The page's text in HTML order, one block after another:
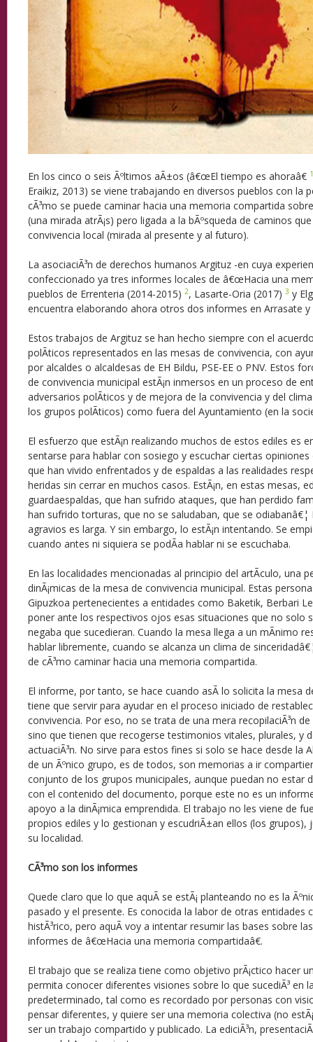
En los cinco o seis Ãºltimos aÃ±os (â€œEl tiempo es ahoraâ€ 1
Eraikiz, 2013) se viene trabajando en diversos pueblos con la
cÃ³mo se puede caminar hacia una memoria compartida
(una mirada atrÃ¡s) pero ligada a la bÃºsqueda de caminos
convivencia local (mirada al presente y al futuro).
La asociaciÃ³n de derechos humanos Argituz -en cuya
confeccionado ya tres informes locales de â€œHacia una
pueblos de Errenteria (2014-2015) 2, Lasarte-Oria (2017) 3 y
encuentra elaborando ahora otros dos informes en Arrasate y
Estos trabajos de Argituz se han hecho siempre con el
polÃ­ticos representados en las mesas de convivencia, con
por alcaldes o alcaldesas de EH Bildu, PSE-EE o PNV. Estos
de convivencia municipal estÃ¡n inmersos en un proceso de
adversarios polÃ­ticos y de mejora de la convivencia y del
los grupos polÃ­ticos) como fuera del Ayuntamiento (en la
El esfuerzo que estÃ¡n realizando muchos de estos ediles es
sentarse para hablar con sosiego y escuchar ciertas
que han vivido enfrentados y de espaldas a las realidades
heridas sin cerrar en muchos casos. EstÃ¡n, en estas mesas,
guardaespaldas, que han sufrido ataques, que han perdido
han sufrido torturas, que no se saludaban, que se odiabanâ€¦
agravios es larga. Y sin embargo, lo estÃ¡n intentando. Se
cuando antes ni siquiera se podÃ­a hablar ni se escuchaba.
En las localidades mencionadas al principio del artÃ­culo, una
dinÃ¡micas de la mesa de convivencia municipal. Estas
Gipuzkoa pertenecientes a entidades como Baketik, Berbari
poner ante los respectivos ojos esas situaciones que no solo
negaba que sucedieran. Cuando la mesa llega a un mÃ­nimo
hablar libremente, cuando se alcanza un clima de
de cÃ³mo caminar hacia una memoria compartida.
El informe, por tanto, se hace cuando asÃ­ lo solicita la mesa
tiene que servir para ayudar en el proceso iniciado de
convivencia. Por eso, no se trata de una mera recopilaciÃ³n
sino que tienen que recogerse testimonios vitales, plurales, y
actuaciÃ³n. No sirve para estos fines si solo se hace desde la
de un Ãºnico grupo, es de todos, son memorias a ir
conjunto de los grupos municipales, aunque puedan no estar
con el contenido del documento, porque este no es un
apoyo a la dinÃ¡mica emprendida. El trabajo no les viene de
propios ediles y lo gestionan y escudriÃ±an ellos (los grupos),
su localidad.
CÃ³mo son los informes
Quede claro que lo que aquÃ­ se estÃ¡ planteando no es la
pasado y el presente. Es conocida la labor de otras entidades
histÃ³rico, pero aquÃ­ voy a intentar resumir las bases sobre
informes de â€œHacia una memoria compartidaâ€.
El trabajo que se realiza tiene como objetivo prÃ¡ctico hacer
permita conocer diferentes visiones sobre lo que sucediÃ³ en
predeterminado, tal como es recordado por personas con
pensar diferentes, y quiere ser una memoria colectiva (no
ser un trabajo compartido y publicado. La ediciÃ³n,